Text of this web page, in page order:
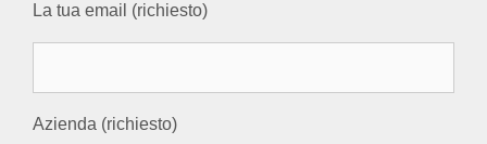
La tua email (richiesto)
Azienda (richiesto)